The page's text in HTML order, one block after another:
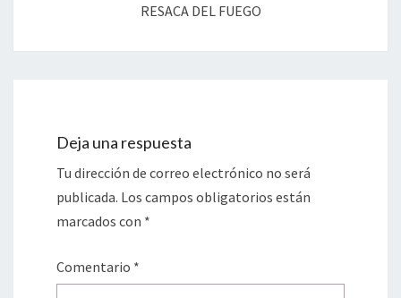
RESACA DEL FUEGO
Deja una respuesta
Tu dirección de correo electrónico no será
publicada. Los campos obligatorios están
marcados con *
Comentario *